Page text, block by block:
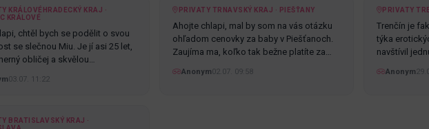
KRÁLOVÉHRADECKÝ KRAJ ·
KRÁLOVÉ
chtěl bych se podělit o svou
se slečnou Miu. Je jí asi 25 let,
obličej a skvělou…
03.07. 11:22
PRIVATY TRNAVSKÝ KRAJ · PIEŠŤANY
Ahojte chlapi, mal by som na vás otázku
ohľadom cenovky za baby v Piešťanoch.
Zaujíma ma, koľko tak bežne platíte za…
Anonym02.07. 09:58
PRIVATY
Trenčín je
týka
navštívil
Anonym
BRATISLAVSKÝ KRAJ ·